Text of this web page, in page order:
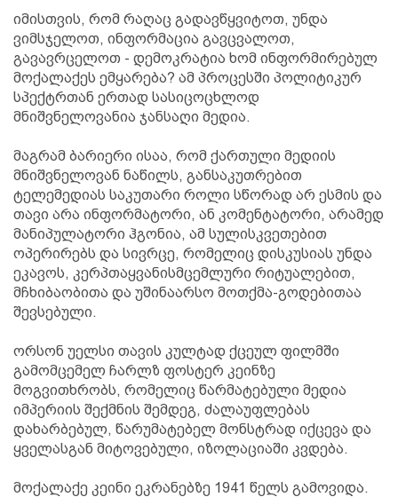
იმისთვის, რომ რაღაც გადავწყვიტოთ, უნდა
ვიმსჯელოთ, ინფორმაცია გავცვალოთ,
გავავრცელოთ - დემოკრატია ხომ ინფორმირებულ
მოქალაქეს ემყარება? ამ პროცესში პოლიტიკურ
სპექტრთან ერთად სასიცოცხლოდ
მნიშვნელოვანია ჯანსაღი მედია.
მაგრამ ბარიერი ისაა, რომ ქართული მედიის
მნიშვნელოვან ნაწილს, განსაკუთრებით
ტელემედიას საკუთარი როლი სწორად არ ესმის და
თავი არა ინფორმატორი, ან კომენტატორი, არამედ
მანიპულატორი ჰგონია, ამ სულისკვეთებით
ოპერირებს და სივრცე, რომელიც დისკუსიას უნდა
ეკავოს, კერპთაყვანისმცემლური რიტუალებით,
მჩხიბაობითა და უშინაარსო მოთქმა-გოდებითაა
შევსებული.
ორსონ უელსი თავის კულტად ქცეულ ფილმში
გამომცემელ ჩარლზ ფოსტერ კეინზე
მოგვითხრობს, რომელიც წარმატებული მედია
იმპერიის შექმნის შემდეგ, ძალაუფლებას
დახარბებულ, წარუმატებელ მონსტრად იქცევა და
ყველასგან მიტოვებული, იზოლაციაში კვდება.
მოქალაქე კეინი ეკრანებზე 1941 წელს გამოვიდა.